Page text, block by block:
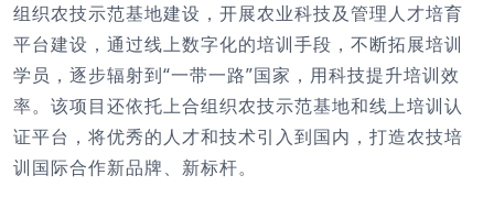
组织农技示范基地建设，开展农业科技及管理人才培育
平台建设，通过线上数字化的培训手段，不断拓展培训
学员，逐步辐射到“一带一路”国家，用科技提升培训效
率。该项目还依托上合组织农技示范基地和线上培训认
证平台，将优秀的人才和技术引入到国内，打造农技培
训国际合作新品牌、新标杆。